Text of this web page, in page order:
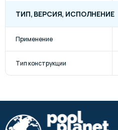
ТИП, ВЕРСИЯ, ИСПОЛНЕНИЕ
Применение
Тип конструкции